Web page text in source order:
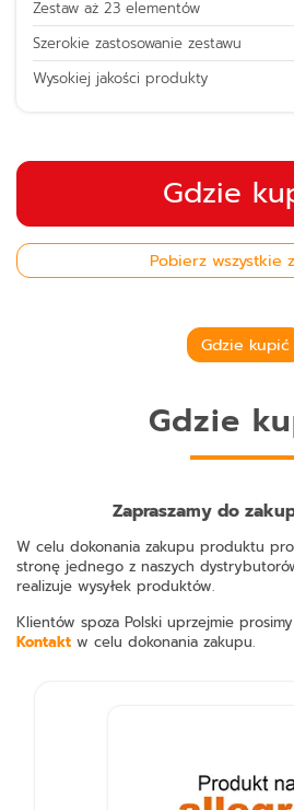
Zestaw aż 23 elementów
Szerokie zastosowanie zestawu
Wysokiej jakości produkty
Gdzie
Pobierz wszystkie
Gdzie kupić
Gdzie
Zapraszamy do
W celu dokonania zakupu produktu
stronę jednego z naszych
realizuje wysyłek produktów.
Klientów spoza Polski uprzejmie
Kontakt w celu dokonania zakupu.